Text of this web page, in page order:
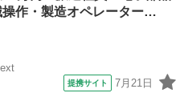
操作・製造オペレーター…
提携サイト 7月21日